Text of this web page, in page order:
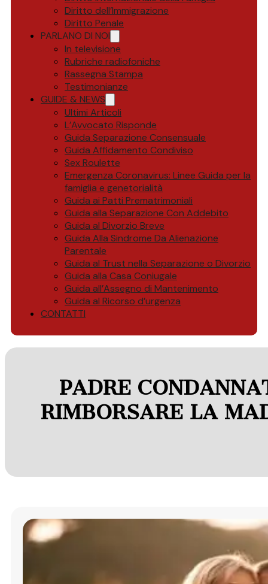
Diritto dell’Immigrazione
Diritto Penale
PARLANO DI NOI
In televisione
Rubriche radiofoniche
Rassegna Stampa
Testimonianze
GUIDE & NEWS
Ultimi Articoli
L’Avvocato Risponde
Guida Separazione Consensuale
Guida Affidamento Condiviso
Sex Roulette
Emergenza Coronavirus: Linee Guida per la
famiglia e genetorialità
Guida ai Patti Prematrimoniali
Guida alla Separazione Con Addebito
Guida al Divorzio Breve
Guida Alla Sindrome Da Alienazione
Parentale
Guida al Trust nella Separazione o Divorzio
Guida alla Casa Coniugale
Guida all’Assegno di Mantenimento
Guida al Ricorso d’urgenza
CONTATTI
PADRE
RIMBORSARE LA